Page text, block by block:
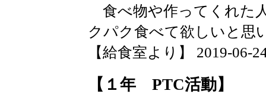
食べ物や作ってくれた
クパク食べて欲しいと思
【給食室より】 2019-06-
【１年 PTC活動】